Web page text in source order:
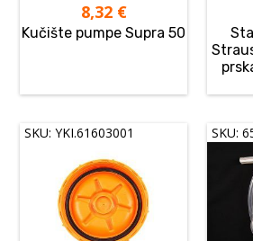
8,32 €
Kučište pumpe Supra 50
SKU: YKI.61603001 SKU: